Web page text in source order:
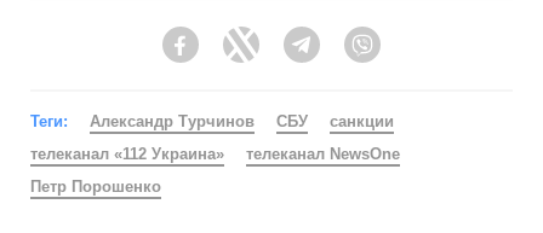
FacebookTwitter Telegram
Теги: Александр Турчинов СБУ
санкции
телеканал «112 Украина»
телеканал NewsOne
Петр Порошенко